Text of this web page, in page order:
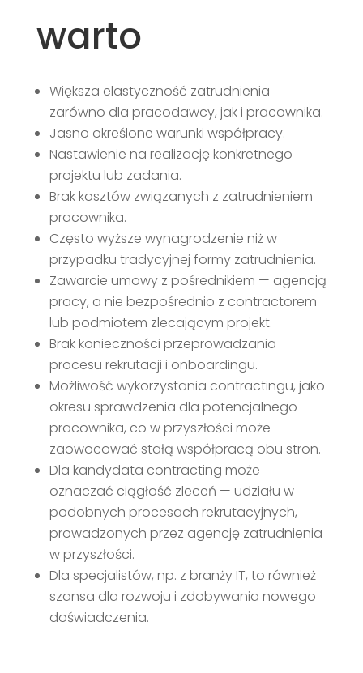
warto
Większa elastyczność zatrudnienia
zarówno dla pracodawcy, jak i pracownika.
Jasno określone warunki współpracy.
Nastawienie na realizację konkretnego
projektu lub zadania.
Brak kosztów związanych z zatrudnieniem
pracownika.
Często wyższe wynagrodzenie niż w
przypadku tradycyjnej formy zatrudnienia.
Zawarcie umowy z pośrednikiem — agencją
pracy, a nie bezpośrednio z contractorem
lub podmiotem zlecającym projekt.
Brak konieczności przeprowadzania
procesu rekrutacji i onboardingu.
Możliwość wykorzystania contractingu, jako
okresu sprawdzenia dla potencjalnego
pracownika, co w przyszłości może
zaowocować stałą współpracą obu stron.
Dla kandydata contracting może
oznaczać ciągłość zleceń — udziału w
podobnych procesach rekrutacyjnych,
prowadzonych przez agencję zatrudnienia
w przyszłości.
Dla specjalistów, np. z branży IT, to również
szansa dla rozwoju i zdobywania nowego
doświadczenia.